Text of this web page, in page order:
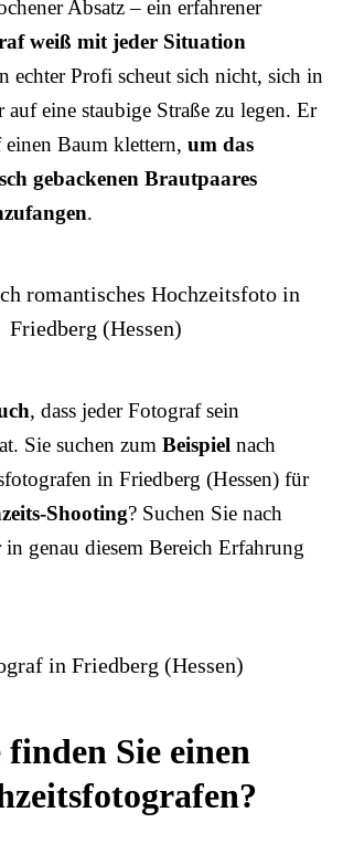
Absatz – ein erfahrener
weiß mit jeder Situation
echter Profi scheut sich nicht, sich in
auf eine staubige Straße zu legen. Er
Baum klettern, um das
gebackenen Brautpaares
.
, dass jeder Fotograf sein
Sie suchen zum Beispiel nach
in Friedberg (Hessen) für
Shooting? Suchen Sie nach
genau diesem Bereich Erfahrung
finden Sie einen